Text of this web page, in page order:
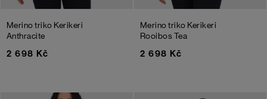
Merino triko Kerikeri
Anthracite
2 698 Kč
Merino triko Kerikeri
Rooibos Tea
2 698 Kč